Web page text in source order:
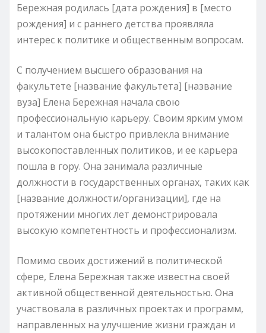
Бережная родилась [дата рождения] в [место
рождения] и с раннего детства проявляла
интерес к политике и общественным вопросам.
С получением высшего образования на
факультете [название факультета] [название
вуза] Елена Бережная начала свою
профессиональную карьеру. Своим ярким умом
и талантом она быстро привлекла внимание
высокопоставленных политиков, и ее карьера
пошла в гору. Она занимала различные
должности в государственных органах, таких как
[название должности/организации], где на
протяжении многих лет демонстрировала
высокую компетентность и профессионализм.
Помимо своих достижений в политической
сфере, Елена Бережная также известна своей
активной общественной деятельностью. Она
участвовала в различных проектах и программ,
направленных на улучшение жизни граждан и